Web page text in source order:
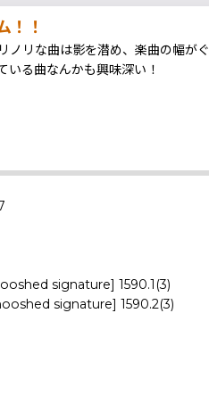
！
リな曲は影を潜め、楽曲の幅
いる曲なんかも興味深い！
signature] 1590.1(3)
signature] 1590.2(3)